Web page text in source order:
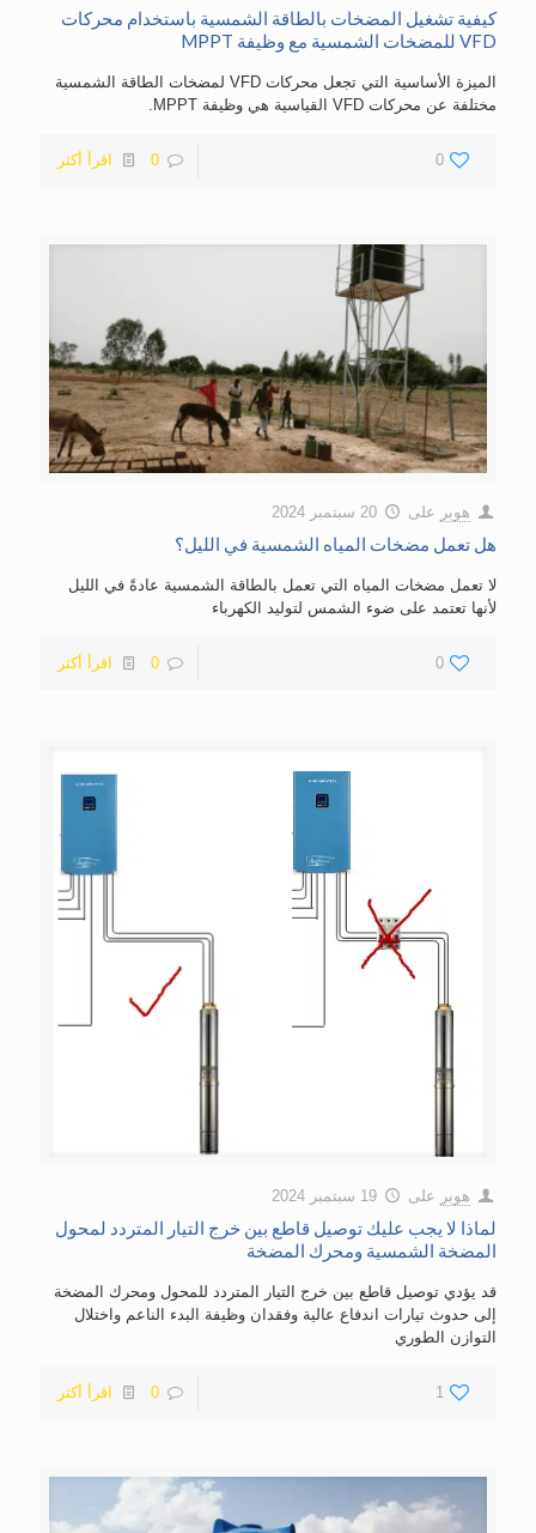
كيفية تشغيل المضخات بالطاقة الشمسية باستخدام محركات
VFD للمضخات الشمسية مع وظيفة MPPT
الميزة الأساسية التي تجعل محركات VFD لمضخات الطاقة الشمسية
مختلفة عن محركات VFD القياسية هي وظيفة MPPT.
0
0 اقرأ أكثر
هوبر على 20 سبتمبر 2024
هل تعمل مضخات المياه الشمسية في الليل؟
لا تعمل مضخات المياه التي تعمل بالطاقة الشمسية عادةً في الليل
لأنها تعتمد على ضوء الشمس لتوليد الكهرباء
0
0 اقرأ أكثر
هوبر على 19 سبتمبر 2024
لماذا لا يجب عليك توصيل قاطع بين خرج التيار المتردد لمحول
المضخة الشمسية ومحرك المضخة
قد يؤدي توصيل قاطع بين خرج التيار المتردد للمحول ومحرك المضخة
إلى حدوث تيارات اندفاع عالية وفقدان وظيفة البدء الناعم واختلال
التوازن الطوري
1
0 اقرأ أكثر